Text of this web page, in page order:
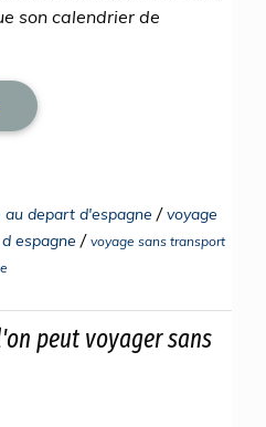
son calendrier de
au depart d'espagne /voyage
espagne / voyage sans transport
peut voyager sans